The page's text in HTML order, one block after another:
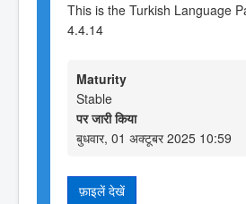
This is the Turkish Language
4.4.14
Maturity
Stable
पर जारी किया
बुधवार, 01 अक्टूबर 2025 10:59
फ़ाइलें देखें